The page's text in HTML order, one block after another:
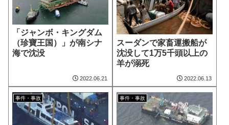
「ジャンボ・キングダム
（珍寶王国）」が南シナ
海で沈没
2022.06.21
スーダンで家畜運搬船が
沈没して1万5千頭以上の
羊が溺死
2022.06.13
事件・事故 事件・事故